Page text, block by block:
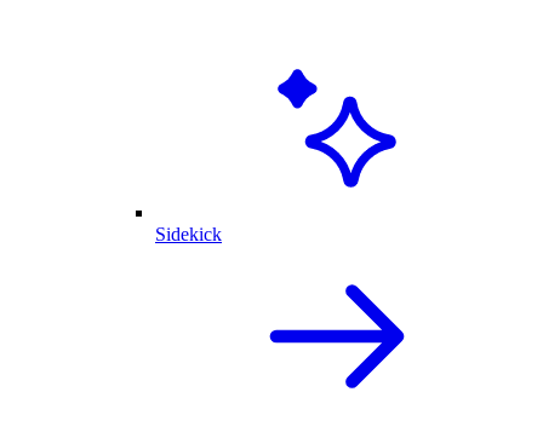
Sidekick